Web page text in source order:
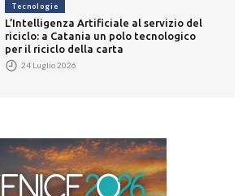
Tecnologie
L’Intelligenza Artificiale al servizio del
riciclo: a Catania un polo tecnologico
per il riciclo della carta
24 Luglio 2026